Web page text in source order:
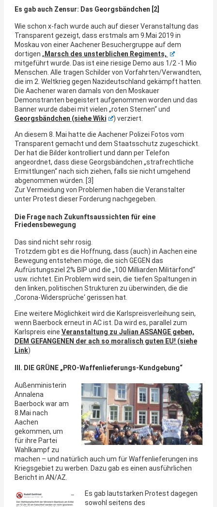
Es gab auch Zensur: Das Georgsbändchen [2]
Wie schon x-fach wurde auch auf dieser Veranstaltung das
Transparent gezeigt, dass erstmals am 9.Mai 2019 in
Moskau von einer Aachener Besuchergruppe auf dem
dortigen „ Marsch des unsterblichen Regiments,
mitgeführt wurde. Das ist eine riesige Demo aus 1/2 -1 Mio
Menschen. Alle tragen Schilder von Vorfahrten/Verwandten,
die im 2. Weltkrieg gegen Nazideutschland gekämpft hatten.
Die Aachener waren damals von den Moskauer
Demonstranten begeistert aufgenommen worden und das
Banner wurde dabei mit vielen „roten Sternen“ und
Georgsbändchen (siehe Wiki
) verziert.
An diesem 8. Mai hatte die Aachener Polizei Fotos vom
Transparent gemacht und dem Staatsschutz zugeschickt.
Der hat die Bilder kontrolliert und dann per Telefon
angeordnet, dass diese Georgsbändchen „strafrechtliche
Ermittlungen“ nach sich ziehen, falls sie nicht umgehend
abgenommen würden. [3]
Zur Vermeidung von Problemen haben die Veranstalter
unter Protest dieser Forderung nachgegeben.
Die Frage nach Zukunftsaussichten für eine
Friedensbewegung
Das sind nicht sehr rosig.
Trotzdem gibt es die Hoffnung, dass (auch) in Aachen eine
Bewegung entstehen möge, die sich GEGEN das
Aufrüstungsziel 2% BIP und die „100 Milliarden Militärfond“
usw. richtet. Ein Problem wird sein, die tiefen Spaltungen in
den linken, politischen Strukturen zu überwinden, die die
‚Corona-Widersprüche‘ gerissen hat.
Eine weitere Möglichkeit wird die Karlspreisverleihung sein,
wenn Baerbock erneut in AC ist. Da wird es, parallel zum
Karlspreis eine Veranstaltung zu Julian ASSANGE geben,
DEM GEFANGENEN der ach so moralisch guten EU! (siehe
Link)
III. DIE GRÜNE „PRO-Waffenlieferungs-Kundgebung“
Außenministerin
Annalena
Baerbock war am
8.Mai nach
Aachen
gekommen, um
für ihre Partei
Wahlkampf zu
machen – und natürlich auch um für Waffenlieferungen ins
Kriegsgebiet zu werben. Dazu gab es einen ausführlichen
Bericht in AN/AZ.
Es gab lautstarken Protest dagegen
sowohl seitens des